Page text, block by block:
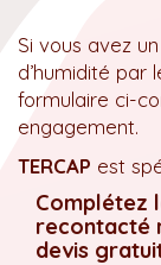
Si vous avez
d’humidité par
formulaire ci-
engagement.
TERCAP est
Complétez
recontacté
devis